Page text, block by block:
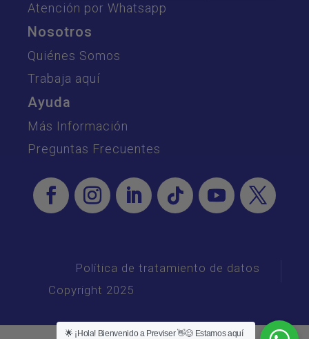
Atención por Whatsapp
Nosotros
Quiénes Somos
Trabaja aquí
Ayuda
Más Información
Preguntas Frecuentes
Política de tratamiento de datos
Copyright 2025
🌟 ¡Hola! Bienvenido a Previser 👋😊 Estamos aquí